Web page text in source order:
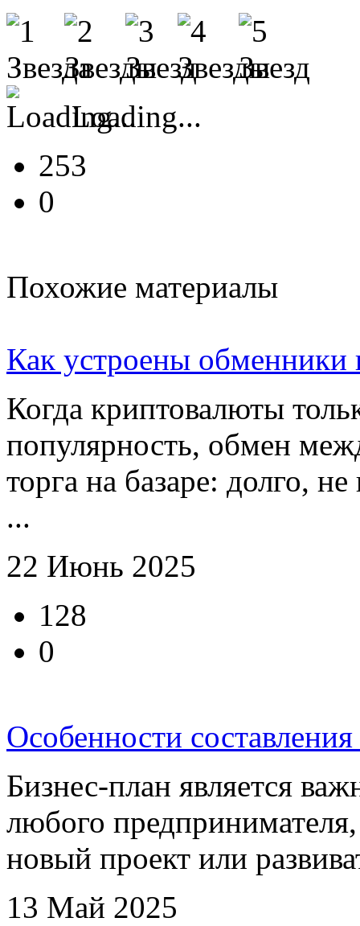
Loading...
253
0
Похожие материалы
Как устроены обменники
Когда криптовалюты
популярность, обмен
торга на базаре: долго,
...
22 Июнь 2025
128
0
Особенности
Бизнес-план является
любого
новый проект или
13 Май 2025